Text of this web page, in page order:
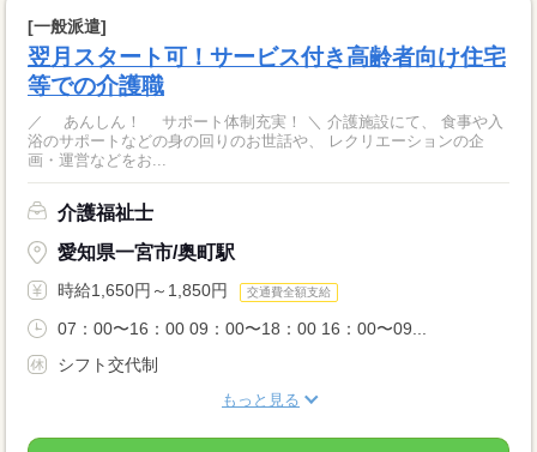
[一般派遣]
翌月スタート可！サービス付き高齢者向け住宅
等での介護職
／ あんしん！ サポート体制充実！ ＼ 介護施設にて、 食事や入
浴のサポートなどの身の回りのお世話や、 レクリエーションの企
画・運営などをお...
介護福祉士
愛知県一宮市/奥町駅
時給1,650円～1,850円 交通費全額支給
07：00〜16：00 09：00〜18：00 16：00〜09...
シフト交代制
もっと見る